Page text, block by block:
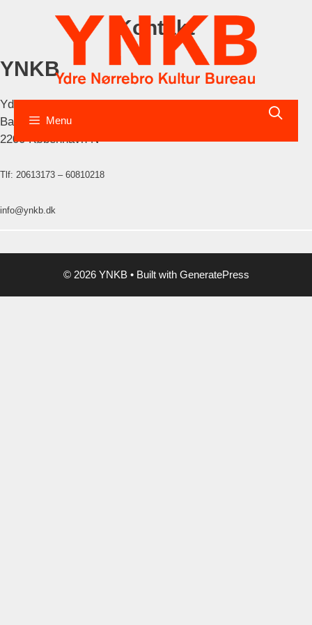
Menu
Kontakt
YNKB
Ydre Nørrebro Kultur Bureau
Baldersgade 70 st tv
2200 København N
Tlf: 20613173 – 60810218
info@ynkb.dk
© 2026 YNKB• Built with GeneratePress